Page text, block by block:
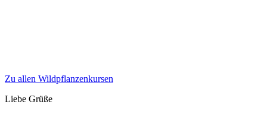
Zu allen Wildpflanzenkursen
Lie­be Grüße